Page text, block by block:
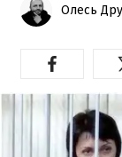
Олесь